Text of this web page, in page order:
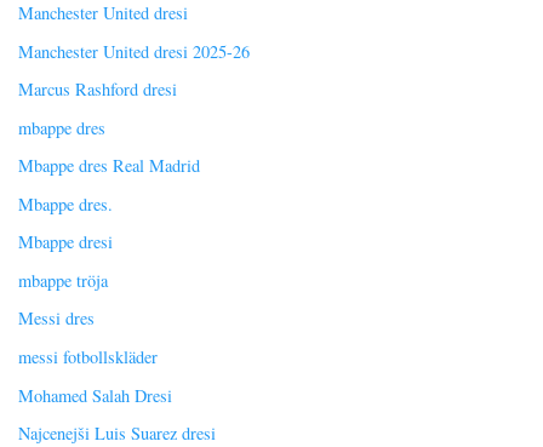
Manchester United dresi
Manchester United dresi 2025-26
Marcus Rashford dresi
mbappe dres
Mbappe dres Real Madrid
Mbappe dres.
Mbappe dresi
mbappe tröja
Messi dres
messi fotbollskläder
Mohamed Salah Dresi
Najcenejši Luis Suarez dresi